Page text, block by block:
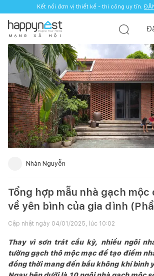
Kết nối đơn vị thiết kế - thi công uy tín.
M Ạ N G X Ã H Ộ I
Nhàn Nguyễn
Tổng hợp mẫu nhà gạch mộc
về yên bình của gia đình
Cập nhật ngày 04/01/2025, lúc 10:02
Thay vì sơn trát cầu kỳ, nhiều ngôi
tường gạch thô mộc mạc để tạo điểm
đồng thời mang đến bầu không khí bình